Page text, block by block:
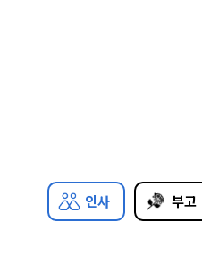
인사 부고